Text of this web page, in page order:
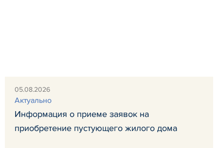
05.08.2026
Актуально
Информация о приеме заявок на
приобретение пустующего жилого дома